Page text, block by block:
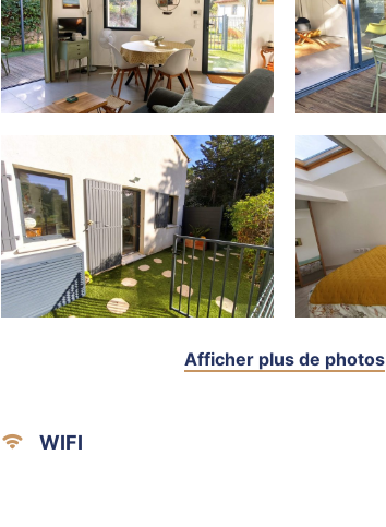
Afficher plus de photos
WIFI